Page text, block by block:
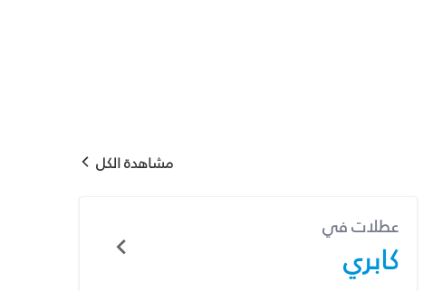
مشاهدة الكل
عطلات في
كابري